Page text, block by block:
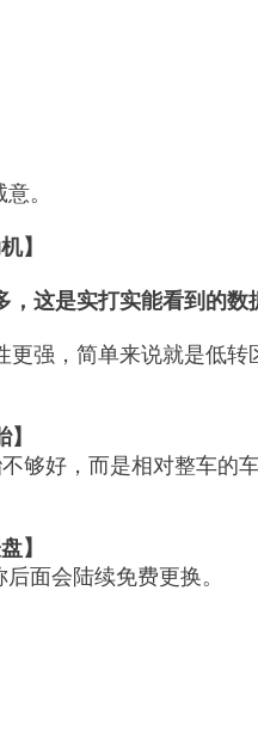
。
】
，这是实打实能看到的数
强，简单来说就是低
】
够好，而是相对整车的
】
面会陆续免费更换。